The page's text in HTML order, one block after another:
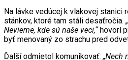
Na lávke vedúcej k vlakovej
stánkov, ktoré tam stáli desaťročia.
Nevieme, kde sú naše veci,“ hovorí
byť menovaný zo strachu pred
Ďalší odmietol komunikovať: „Nech